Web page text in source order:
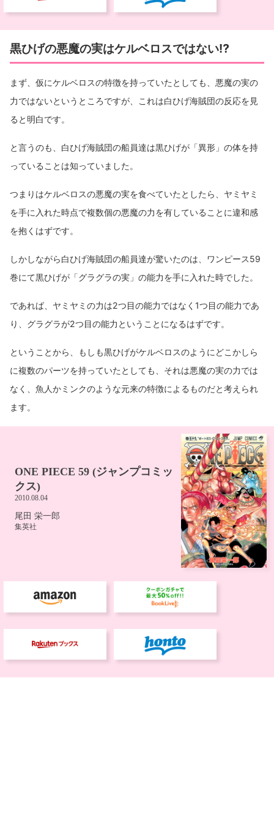
黒ひげの悪魔の実はケルベロスではない⁉︎
まず、仮にケルベロスの特徴を持っていたとしても、悪魔の実の
力ではないというところですが、これは白ひげ海賊団の反応を見
ると明白です。
と言うのも、白ひげ海賊団の船員達は黒ひげが「異形」の体を持
っていることは知っていました。
つまりはケルベロスの悪魔の実を食べていたとしたら、ヤミヤミ
を手に入れた時点で複数個の悪魔の力を有していることに違和感
を抱くはずです。
しかしながら白ひげ海賊団の船員達が驚いたのは、ワンピース59
巻にて黒ひげが「グラグラの実」の能力を手に入れた時でした。
であれば、ヤミヤミの力は2つ目の能力ではなく1つ目の能力であ
り、グラグラが2つ目の能力ということになるはずです。
ということから、もしも黒ひげがケルベロスのようにどこかしら
に複数のパーツを持っていたとしても、それは悪魔の実の力では
なく、魚人かミンクのような元来の特徴によるものだと考えられ
ます。